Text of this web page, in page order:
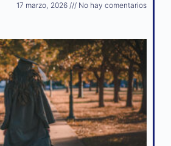
17 marzo, 2026 No hay comentarios